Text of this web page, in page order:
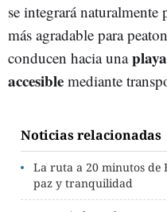
se integrará naturalmente
más agradable para
conducen hacia una
accesible mediante
Noticias relacionadas
La ruta a 20 minutos de
paz y tranquilidad